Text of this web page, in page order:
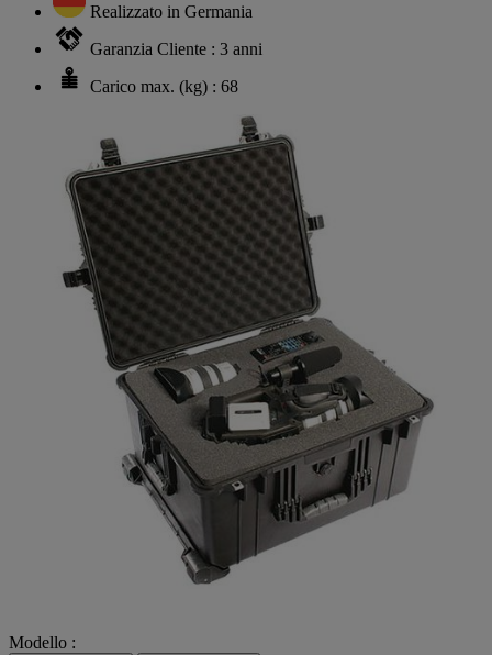
Realizzato in Germania
Garanzia Cliente : 3 anni
Carico max. (kg) : 68
Modello :